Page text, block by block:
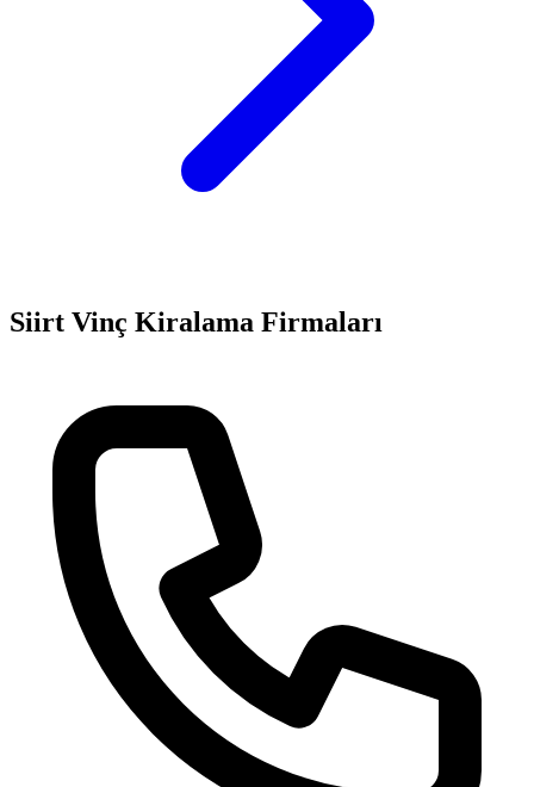
Siirt Vinç Kiralama Firmaları